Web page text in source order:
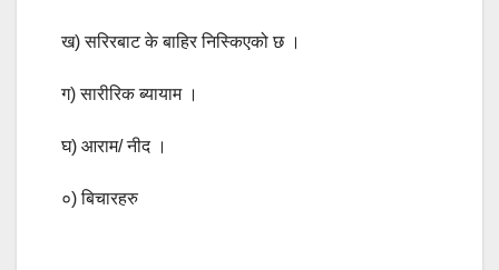
ख) सरिरबाट के बाहिर निस्किएको छ ।
ग) सारीरिक ब्यायाम ।
घ) आराम/ नीद ।
०) बिचारहरु